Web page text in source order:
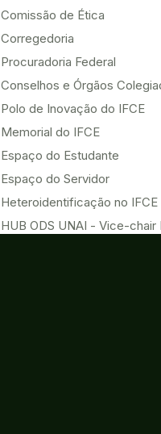
Comissão de Ética
Corregedoria
Procuradoria Federal
Conselhos e Órgãos
Polo de Inovação do IFCE
Memorial do IFCE
Espaço do Estudante
Espaço do Servidor
Heteroidentificação no IFCE
HUB ODS UNAI - Vice-chair